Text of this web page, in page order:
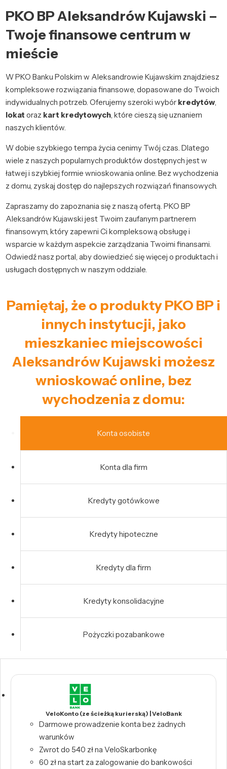
PKO BP Aleksandrów Kujawski –
Twoje finansowe centrum w
mieście
W PKO Banku Polskim w Aleksandrowie Kujawskim znajdziesz
kompleksowe rozwiązania finansowe, dopasowane do Twoich
indywidualnych potrzeb. Oferujemy szeroki wybór kredytów,
lokat oraz kart kredytowych, które cieszą się uznaniem
naszych klientów.
W dobie szybkiego tempa życia cenimy Twój czas. Dlatego
wiele z naszych popularnych produktów dostępnych jest w
łatwej i szybkiej formie wnioskowania online. Bez wychodzenia
z domu, zyskaj dostęp do najlepszych rozwiązań finansowych.
Zapraszamy do zapoznania się z naszą ofertą. PKO BP
Aleksandrów Kujawski jest Twoim zaufanym partnerem
finansowym, który zapewni Ci kompleksową obsługę i
wsparcie w każdym aspekcie zarządzania Twoimi finansami.
Odwiedź nasz portal, aby dowiedzieć się więcej o produktach i
usługach dostępnych w naszym oddziale.
Pamiętaj, że o produkty PKO BP i
innych instytucji, jako
mieszkaniec miejscowości
Aleksandrów Kujawski możesz
wnioskować online, bez
wychodzenia z domu:
Konta osobiste
Konta dla firm
Kredyty gotówkowe
Kredyty hipoteczne
Kredyty dla firm
Kredyty konsolidacyjne
Pożyczki pozabankowe
VeloKonto (ze ścieżką kurierską) | VeloBank
Darmowe prowadzenie konta bez żadnych
warunków
Zwrot do 540 zł na VeloSkarbonkę
60 zł na start za zalogowanie do bankowości